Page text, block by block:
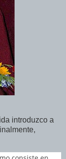
introduzco a